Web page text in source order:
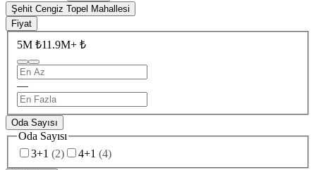
Şehit Cengiz Topel Mahallesi
Fiyat
5M ₺11.9M+ ₺
—
Oda Sayısı
Oda Sayısı
3+1 (2) 4+1 (4)